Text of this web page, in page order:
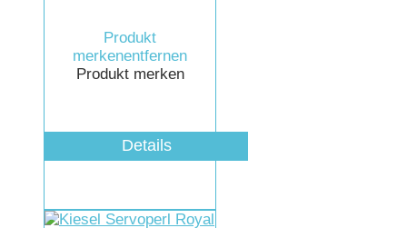
Produkt
merkenentfernen
Produkt merken
Details